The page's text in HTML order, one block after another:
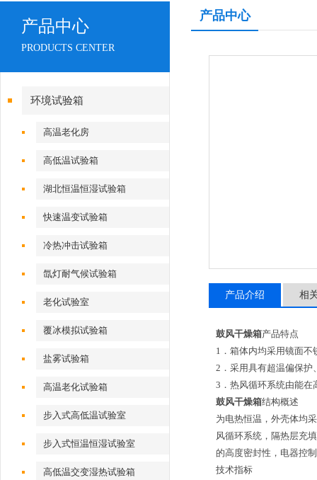
产品中心
PRODUCTS CENTER
环境试验箱
高温老化房
高低温试验箱
湖北恒温恒湿试验箱
快速温变试验箱
冷热冲击试验箱
氙灯耐气候试验箱
老化试验室
覆冰模拟试验箱
盐雾试验箱
高温老化试验箱
步入式高低温试验室
步入式恒温恒湿试验室
高低温交变湿热试验箱
产品中心
产品介绍 相
鼓风干燥箱产品特点
1．箱体内均采用镜面
2．采用具有超温偏保护
3．热风循环系统由能在
鼓风干燥箱结构概述
为电热恒温，外壳体均
风循环系统，隔热层充
的高度密封性，电器控
技术指标